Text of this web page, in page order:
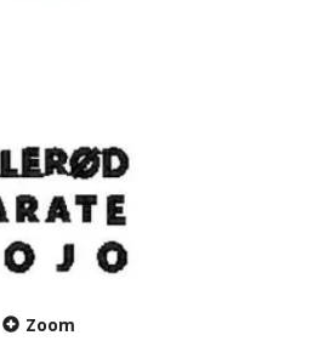
Zoom